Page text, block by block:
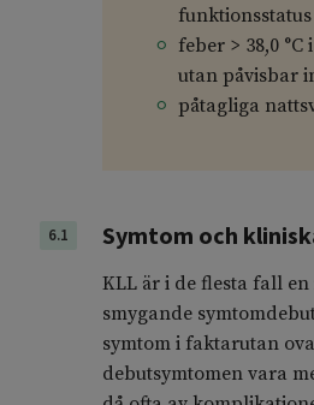
funktionsstatus
feber > 38,0
utan påvisbar
påtagliga
6.1 Symtom och
KLL är i de flesta fall
smygande
symtom i faktarutan
debutsymtomen vara